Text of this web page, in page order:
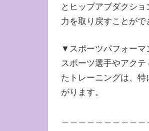
とヒップアブダクシ
力を取り戻すことがで
▼スポーツパフォーマ
スポーツ選手やアク
たトレーニングは、
がります。